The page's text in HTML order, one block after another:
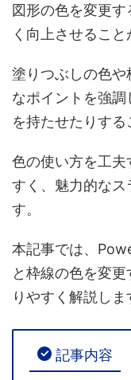
図形の色を変更
く向上させること
塗りつぶしの色
なポイントを強
を持たせたりする
色の使い方を工
すく、魅力的なス
す。
本記事では、
と枠線の色を変
りやすく解説しま
記事内容